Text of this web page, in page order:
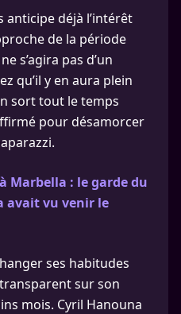
anticipe déjà l’intérêt
de la période
s’agira pas d’un
qu’il y en aura plein
sort tout le temps
pour désamorcer
Marbella : le garde du
avait vu venir le
ses habitudes
sur son
mois. Cyril Hanouna